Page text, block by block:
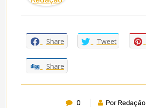
Share Tweet
Share
0
Por Redação